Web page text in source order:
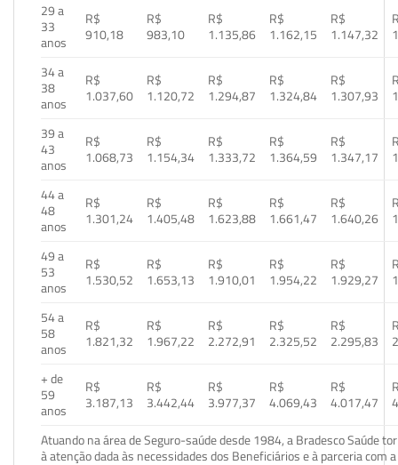
29 a
33
anos
R$
910,18
R$
983,10
R$
1.135,86
R$
1.162,15
R$
1.147,32
34 a
38
anos
R$
1.037,60
R$
1.120,72
R$
1.294,87
R$
1.324,84
R$
1.307,93
39 a
43
anos
R$
1.068,73
R$
1.154,34
R$
1.333,72
R$
1.364,59
R$
1.347,17
44 a
48
anos
R$
1.301,24
R$
1.405,48
R$
1.623,88
R$
1.661,47
R$
1.640,26
49 a
53
anos
R$
1.530,52
R$
1.653,13
R$
1.910,01
R$
1.954,22
R$
1.929,27
54 a
58
anos
R$
1.821,32
R$
1.967,22
R$
2.272,91
R$
2.325,52
R$
2.295,83
+ de
59
anos
R$
3.187,13
R$
3.442,44
R$
3.977,37
R$
4.069,43
R$
4.017,47
Atuando na área de Seguro-saúde desde 1984, a Bradesco Saúde
à atenção dada às necessidades dos Beneficiários e à parceria com